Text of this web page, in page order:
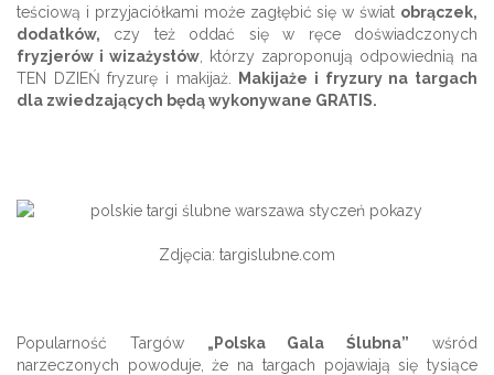
teściową i przyjaciółkami może zagłębić się w świat obrączek,
dodatków, czy też oddać się w ręce doświadczonych
fryzjerów i wizażystów , którzy zaproponują odpowiednią na
TEN DZIEŃ fryzurę i makijaż.
Makijaże i fryzury na targach
dla zwiedzających będą wykonywane GRATIS.
Zdjęcia: targislubne.com
Popularność Targów „Polska Gala Ślubna” wśród
narzeczonych powoduje, że na targach pojawiają się tysiące